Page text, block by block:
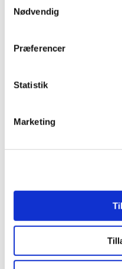
Nødvendig
Præferencer
Statistik
Marketing
Første søsætning af